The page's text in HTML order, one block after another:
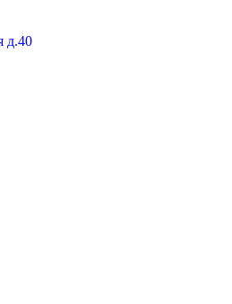
д.40